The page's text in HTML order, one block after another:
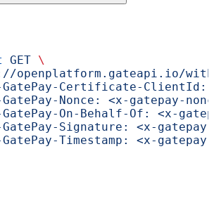
GET \
openplatform.gateapi.io/
Certificate-
Nonce: <x-gatepay-
On-Behalf-Of: <x-
Signature: <x-
Timestamp: <x-